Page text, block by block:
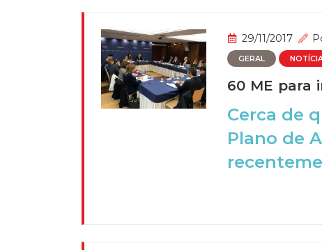
29/11/2017
GERAL
60 ME para
Cerca de
Plano de